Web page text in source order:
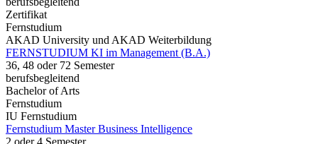
Zertifikat
Fernstudium
AKAD University und AKAD Weiterbildung
FERNSTUDIUM KI im Management (B.A.)
36, 48 oder 72 Semester
berufsbegleitend
Bachelor of Arts
Fernstudium
IU Fernstudium
Fernstudium Master Business Intelligence